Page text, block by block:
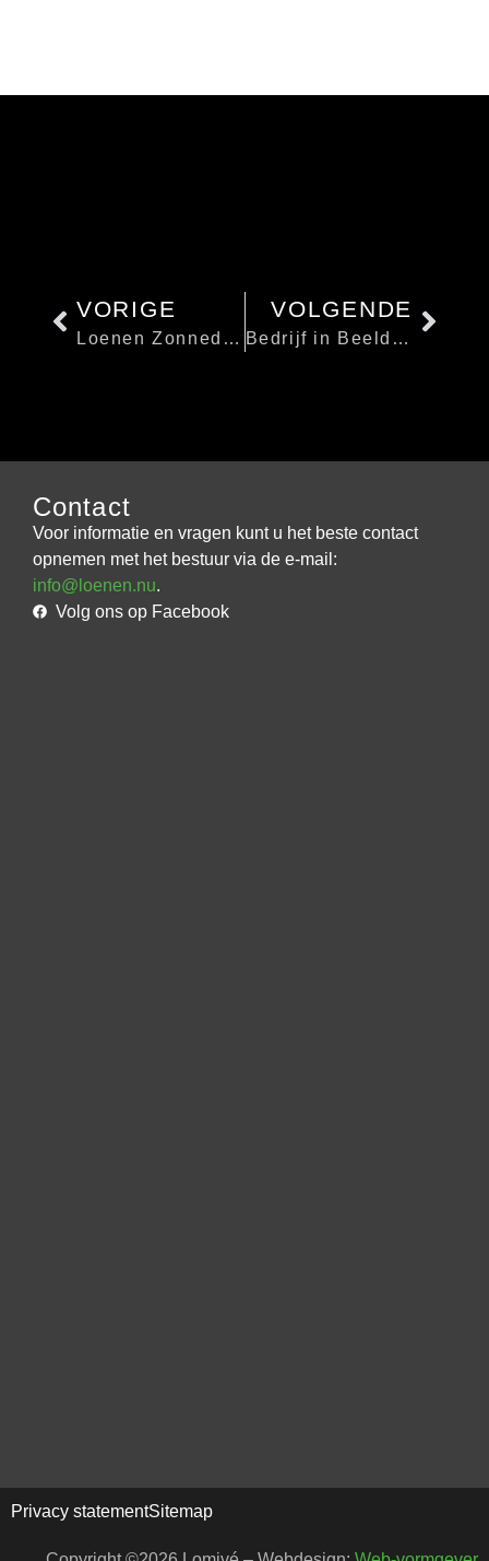
VORIGE
Loenen Zonnedorp – Ondernemen
VOLGENDE
Bedrijf in Beeld: Wilbrink Kleinbouw
Contact
Voor informatie en vragen kunt u het beste contact
opnemen met het bestuur via de e-mail:
info@loenen.nu.
Volg ons op Facebook
Privacy statementSitemap